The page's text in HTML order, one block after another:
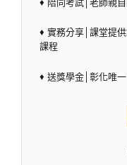
♦ 陪同考試│老師親
♦ 實務分享│課堂提
課程
♦ 送獎學金│彰化唯